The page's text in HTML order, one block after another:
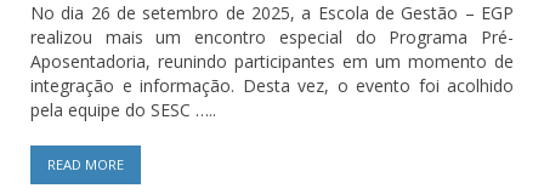
No dia 26 de setembro de 2025, a Escola de Gestão – EGP
realizou mais um encontro especial do Programa Pré-
Aposentadoria, reunindo participantes em um momento de
integração e informação. Desta vez, o evento foi acolhido
pela equipe do SESC …..
READ MORE